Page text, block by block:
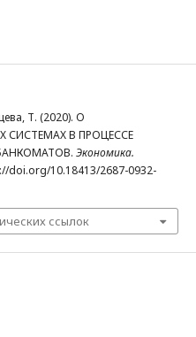
Т. (2020). О
В ПРОЦЕССЕ
Экономика.
doi.org/10.18413/2687-0932-
ссылок